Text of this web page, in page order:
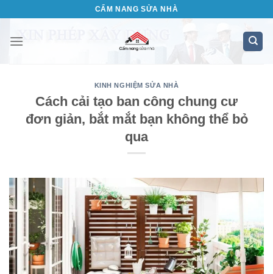
nội
CẨM NANG SỬA NHÀ
KINH NGHIỆM SỬA NHÀ
Cách cải tạo ban công chung cư
đơn giản, bắt mắt bạn không thể bỏ
qua